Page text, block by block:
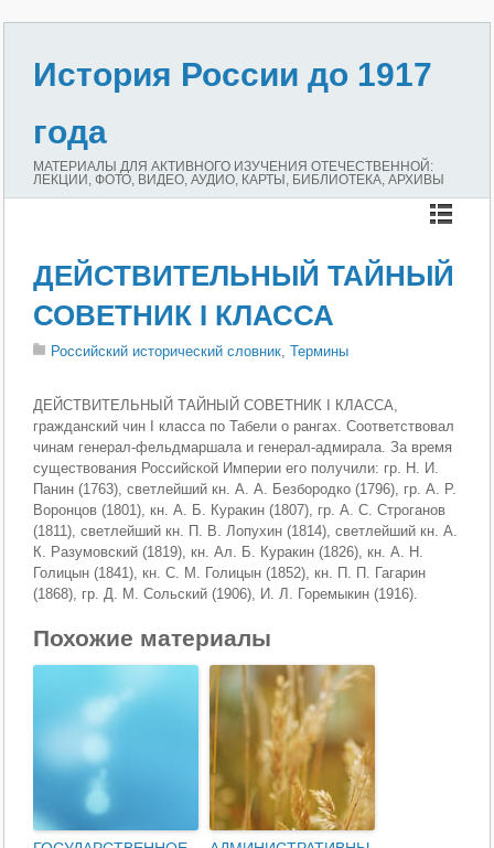
История России до 1917
года
МАТЕРИАЛЫ ДЛЯ АКТИВНОГО ИЗУЧЕНИЯ ОТЕЧЕСТВЕННОЙ:
ЛЕКЦИИ, ФОТО, ВИДЕО, АУДИО, КАРТЫ, БИБЛИОТЕКА, АРХИВЫ
ДЕЙСТВИТЕЛЬНЫЙ ТАЙНЫЙ
СОВЕТНИК I КЛАССА
Российский исторический словник,Термины
ДЕЙСТВИТЕЛЬНЫЙ ТАЙНЫЙ СОВЕТНИК I КЛАССА,
гражданский чин I класса по Табели о рангах. Соответствовал
чинам генерал-фельдмаршала и генерал-адмирала. За время
существования Российской Империи его получили: гр. Н. И.
Панин (1763), светлейший кн. А. А. Безбородко (1796), гр. А. Р.
Воронцов (1801), кн. А. Б. Куракин (1807), гр. А. С. Строганов
(1811), светлейший кн. П. В. Лопухин (1814), светлейший кн. А.
К. Разумовский (1819), кн. Ал. Б. Куракин (1826), кн. А. Н.
Голицын (1841), кн. С. М. Голицын (1852), кн. П. П. Гагарин
(1868), гр. Д. М. Сольский (1906), И. Л. Горемыкин (1916).
Похожие материалы